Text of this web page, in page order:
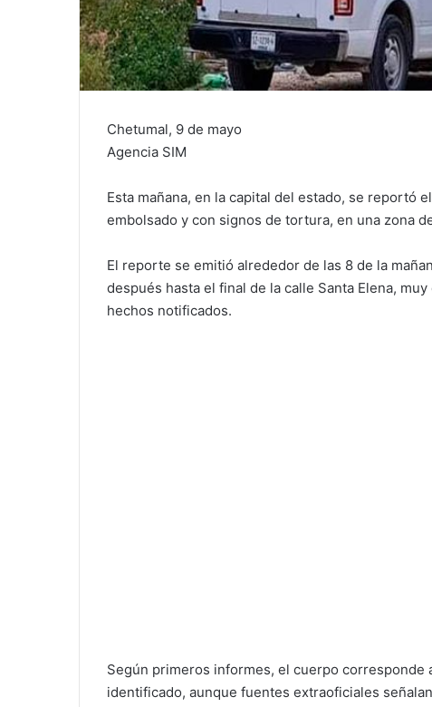
Chetumal, 9 de mayo
Agencia SIM
Esta mañana, en la capital del estado, se reportó
embolsado y con signos de tortura, en una zona
El reporte se emitió alrededor de las 8 de la
después hasta el final de la calle Santa Elena,
hechos notificados.
Según primeros informes, el cuerpo corresponde
identificado, aunque fuentes extraoficiales